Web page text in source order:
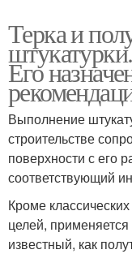
Терка и
Его
Выполнение
строительстве
поверхности с его
соответствующий
Кроме
целей,
известный, как